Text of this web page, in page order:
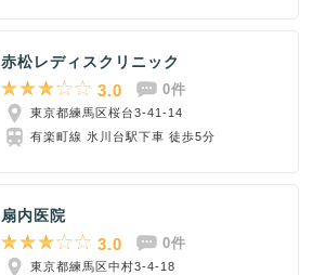
赤松レディスクリニック
3.0 0件
東京都練馬区桜台3-41-14
有楽町線 氷川台駅下車 徒歩5分
扇内医院
3.0 0件
東京都練馬区中村3-4-18